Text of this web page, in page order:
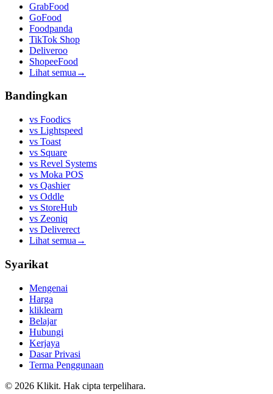
GrabFood
GoFood
Foodpanda
TikTok Shop
Deliveroo
ShopeeFood
Lihat semua →
Bandingkan
vs Foodics
vs Lightspeed
vs Toast
vs Square
vs Revel Systems
vs Moka POS
vs Qashier
vs Oddle
vs StoreHub
vs Zeoniq
vs Deliverect
Lihat semua →
Syarikat
Mengenai
Harga
kliklearn
Belajar
Hubungi
Kerjaya
Dasar Privasi
Terma Penggunaan
© 2026 Klikit. Hak cipta terpelihara.